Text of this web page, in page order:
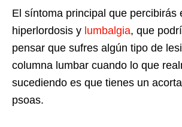
El síntoma principal que percibirás
hiperlordosis y lumbalgia, que
pensar que sufres algún tipo de
columna lumbar cuando lo que
sucediendo es que tienes un
psoas.